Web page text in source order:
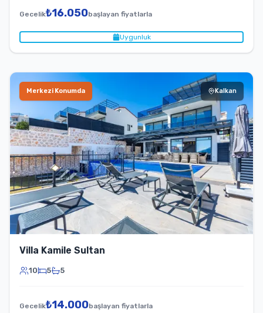
Gecelik₺16.050başlayan fiyatlarla
Uygunluk
Merkezi Konumda Kalkan
Villa Kamile Sultan
10 5 5
Gecelik₺14.000başlayan fiyatlarla